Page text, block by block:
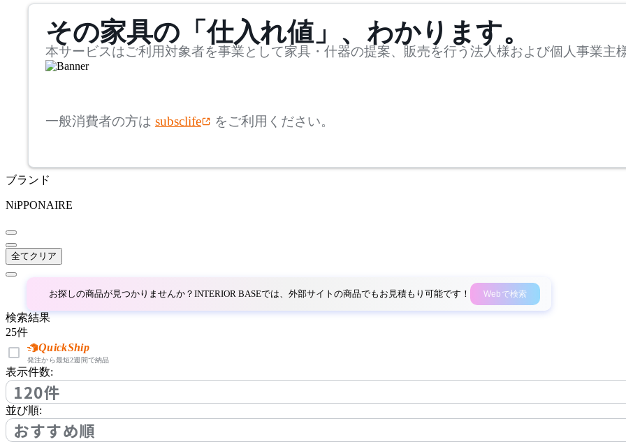
アダルトータルインテリ
アコレクション
アイコ
アイネクス
aluna
アルナ
Andreu World
アンドリューワールド
検索
~
~
座面高
その家具の「仕入れ値」、わかります。
本サービスはご利用対象者を事業として家具・什器の提案、販売を行う法人様および個人事業主
一般消費者の方は subsclife をご利用ください。
ブランド
NiPPONAIRE
全てクリア
お探しの商品が見つかりませんか？INTERIOR BASEでは、外部サイトの商品でもお見積もり可能です！ Webで検索
検索結果
25件
QuickShip
発注から最短2週間で納品
表示件数:
120件
並び順:
おすすめ順